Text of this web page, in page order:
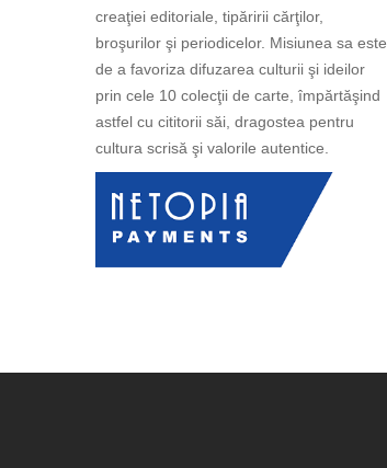
creaţiei editoriale, tipăririi cărţilor,
broşurilor şi periodicelor. Misiunea sa este
de a favoriza difuzarea culturii şi ideilor
prin cele 10 colecţii de carte, împărtăşind
astfel cu cititorii săi, dragostea pentru
cultura scrisă şi valorile autentice.